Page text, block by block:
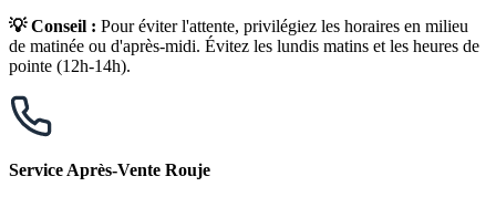
💡 Conseil : Pour éviter l'attente, privilégiez les horaires en milieu
de matinée ou d'après-midi. Évitez les lundis matins et les heures de
pointe (12h-14h).
Service Après-Vente Rouje